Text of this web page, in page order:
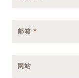
邮箱 *
网站